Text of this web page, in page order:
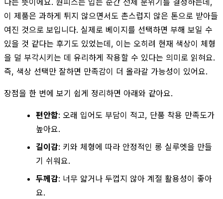
이 제품은 과하게 튀지 않으면서도 촌스럽지 않은 톤으로 받아들
여진 것으로 보입니다. 실제로 베이지를 선택하면 부해 보일 수
있을 것 같다는 후기도 있었는데, 이는 오히려 현재 색상이 체형
을 덜 부각시키는 데 유리하게 작용할 수 있다는 의미로 읽혀요.
즉, 색상 선택만 잘하면 만족감이 더 올라갈 가능성이 있어요.
장점을 한 번에 보기 쉽게 정리하면 아래와 같아요.
편안함: 오래 입어도 부담이 적고, 단품 착용 만족도가
높아요.
길이감: 키와 체형에 따라 안정적인 롱 실루엣을 만들
기 쉬워요.
두께감: 너무 얇거나 두껍지 않아 계절 활용성이 좋아
요.